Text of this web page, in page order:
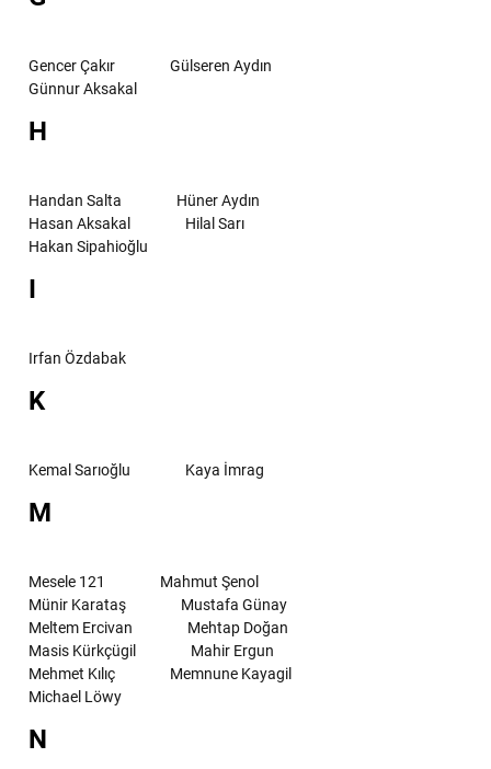
Gencer Çakır
Gülseren Aydın
Günnur Aksakal
H
Handan Salta
Hüner Aydın
Hasan Aksakal
Hilal Sarı
Hakan Sipahioğlu
I
Irfan Özdabak
K
Kemal Sarıoğlu Kaya İmrag
M
Mesele 121
Mahmut Şenol
Münir Karataş
Mustafa Günay
Meltem Ercivan
Mehtap Doğan
Masis Kürkçügil
Mahir Ergun
Mehmet Kılıç
Memnune Kayagil
Michael Löwy
N